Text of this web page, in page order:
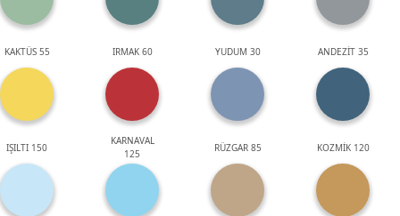
KAKTÜS 55 IRMAK 60 YUDUM 30 ANDEZİT 35
IŞILTI 150
KARNAVAL
125
RÜZGAR 85 KOZMİK 120